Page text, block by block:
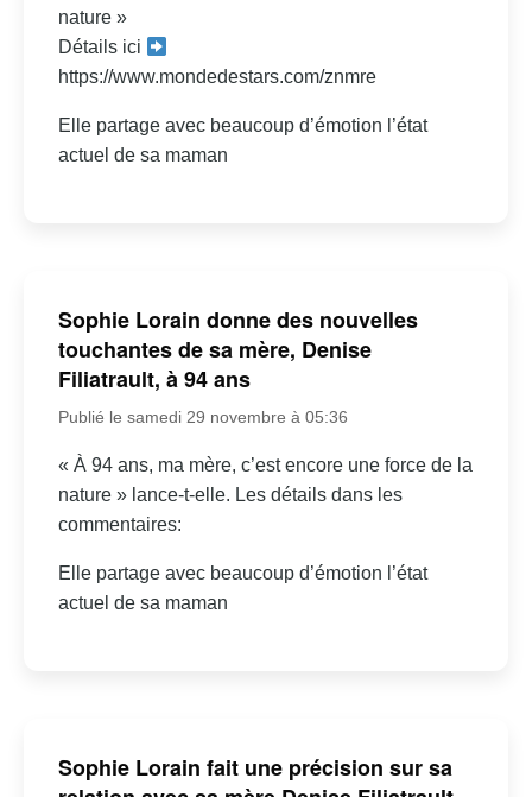
nature »
Détails ici
https://www.mondedestars.com/znmre
Elle partage avec beaucoup d’émotion l’état
actuel de sa maman
Sophie Lorain donne des nouvelles
touchantes de sa mère, Denise
Filiatrault, à 94 ans
Publié le samedi 29 novembre à 05:36
« À 94 ans, ma mère, c’est encore une force de la
nature » lance-t-elle. Les détails dans les
commentaires:
Elle partage avec beaucoup d’émotion l’état
actuel de sa maman
Sophie Lorain fait une précision sur sa